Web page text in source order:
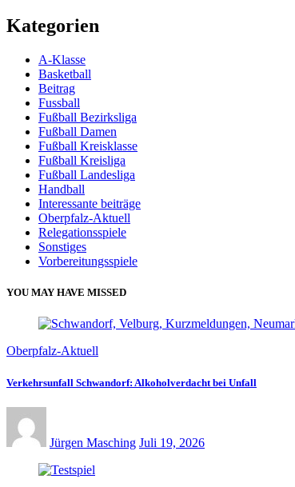
Kategorien
A-Klasse
Basketball
Beitrag
Fussball
Fußball Bezirksliga
Fußball Damen
Fußball Kreisklasse
Fußball Kreisliga
Fußball Landesliga
Handball
Interessante beiträge
Oberpfalz-Aktuell
Relegationsspiele
Sonstiges
Vorbereitungsspiele
YOU MAY HAVE MISSED
Oberpfalz-Aktuell
Verkehrsunfall Schwandorf: Alkoholverdacht bei Unfall
Jürgen Masching Juli 19, 2026